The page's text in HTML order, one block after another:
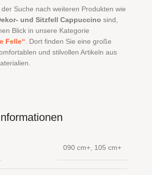
Suche nach weiteren Produkten wie
und Sitzfell Cappuccino sind,
Blick in unsere Kategorie
Felle“ . Dort finden Sie eine große
und stilvollen Artikeln aus
090 cm+ 105 cm+